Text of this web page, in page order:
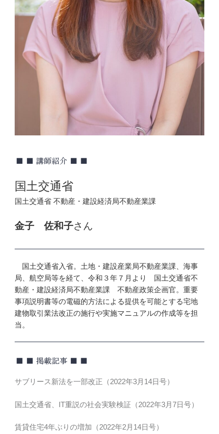
国土交通省
国土交通省 不動産・建設経済局不動産業課
金子 佐和子さん
国土交通省入省。土地・建設産業局不動産業課、海事
局、航空局等を経て、令和３年７月より 国土交通省不
動産・建設経済局不動産業課 不動産政策企画官。重要
事項説明書等の電磁的方法による提供を可能とする宅地
建物取引業法改正の施行や実施マニュアルの作成等を担
当。
サブリース新法を一部改正（2022年3月14日号）
国土交通省、IT重説の社会実験検証（2022年3月7日号）
賃貸住宅4年ぶりの増加（2022年2月14日号）